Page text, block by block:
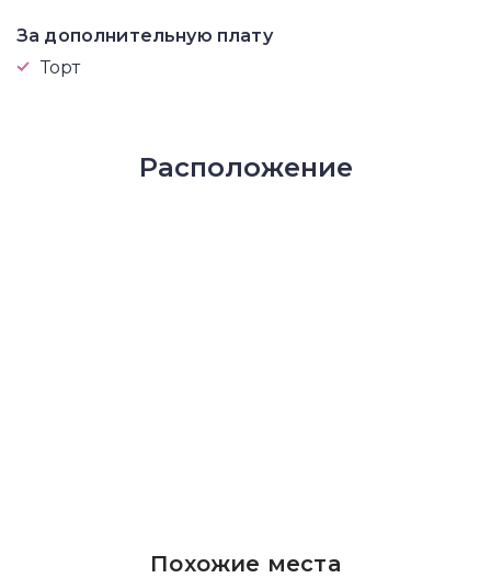
За дополнительную плату
Торт
Расположение
Похожие места